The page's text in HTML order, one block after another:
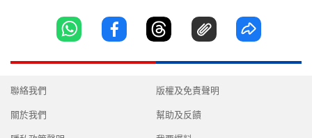
聯絡我們
關於我們
版權及免責聲明
幫助及反饋